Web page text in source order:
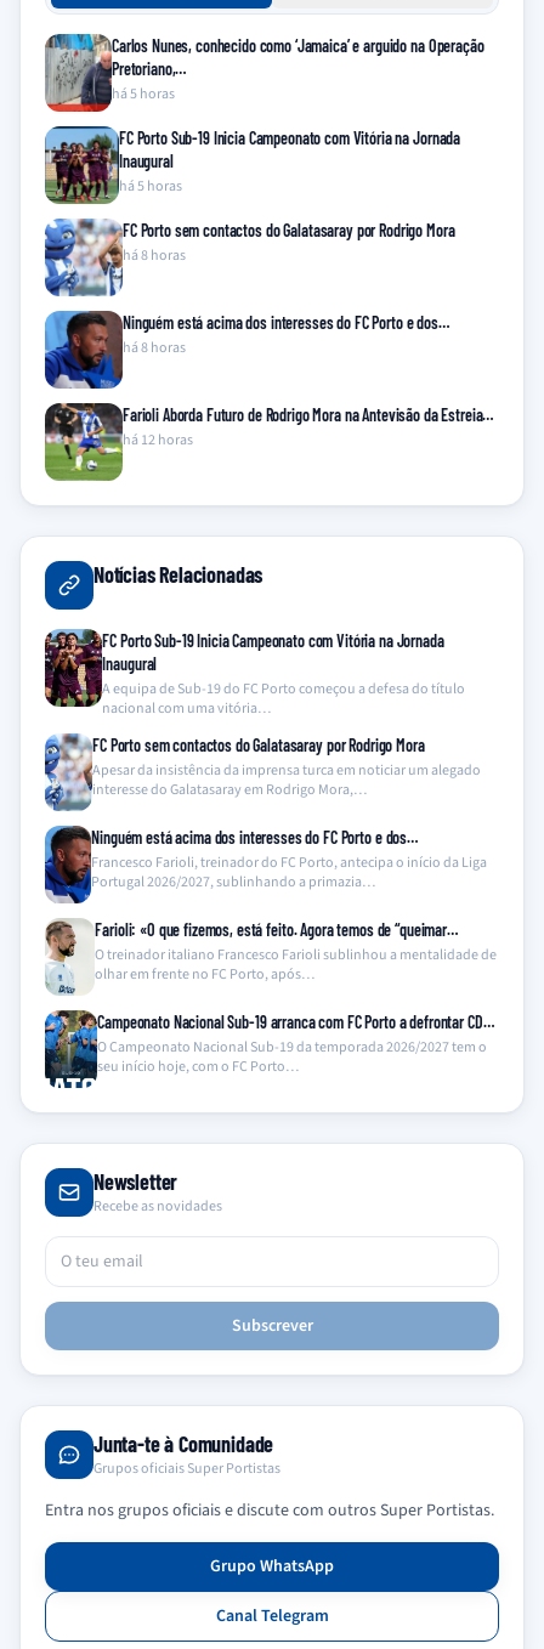
Carlos Nunes, conhecido como ‘Jamaica’ e arguido na Operação
Pretoriano,…
há 5 horas
FC Porto Sub-19 Inicia Campeonato com Vitória na Jornada
Inaugural
há 5 horas
FC Porto sem contactos do Galatasaray por Rodrigo Mora
há 8 horas
Ninguém está acima dos interesses do FC Porto e dos…
há 8 horas
Farioli Aborda Futuro de Rodrigo Mora na Antevisão da Estreia…
há 12 horas
Notícias Relacionadas
FC Porto Sub-19 Inicia Campeonato com Vitória na Jornada
Inaugural
A equipa de Sub-19 do FC Porto começou a defesa do título
nacional com uma vitória…
FC Porto sem contactos do Galatasaray por Rodrigo Mora
Apesar da insistência da imprensa turca em noticiar um alegado
interesse do Galatasaray em Rodrigo Mora,…
Ninguém está acima dos interesses do FC Porto e dos…
Francesco Farioli, treinador do FC Porto, antecipa o início da Liga
Portugal 2026/2027, sublinhando a primazia…
Farioli: «O que fizemos, está feito. Agora temos de “queimar…
O treinador italiano Francesco Farioli sublinhou a mentalidade de
olhar em frente no FC Porto, após…
Campeonato Nacional Sub-19 arranca com FC Porto a defrontar CD…
O Campeonato Nacional Sub-19 da temporada 2026/2027 tem o
seu início hoje, com o FC Porto…
Newsletter
Recebe as novidades
Subscrever
Junta-te à Comunidade
Grupos oficiais Super Portistas
Entra nos grupos oficiais e discute com outros Super Portistas.
Grupo WhatsApp
Canal Telegram